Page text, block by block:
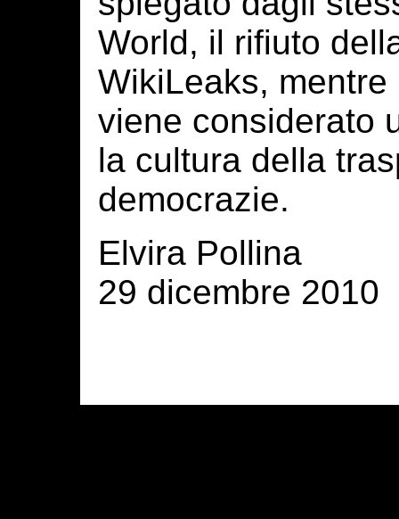
World, il rifiuto
WikiLeaks,
viene considerato
la cultura della
democrazie.
Elvira Pollina
29 dicembre 2010